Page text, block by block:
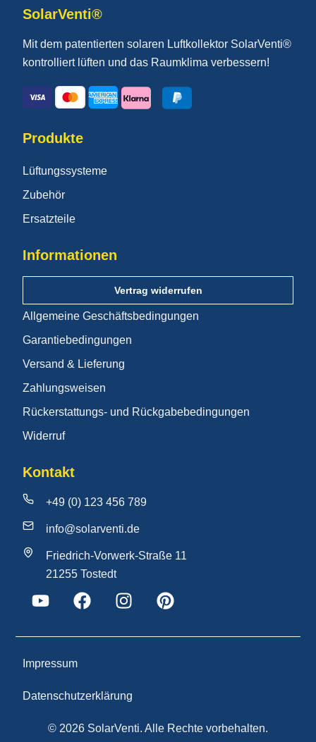
SolarVenti®
Mit dem patentierten solaren Luftkollektor SolarVenti®
kontrolliert lüften und das Raumklima verbessern!
Produkte
Lüftungssysteme
Zubehör
Ersatzteile
Informationen
Vertrag widerrufen
Allgemeine Geschäftsbedingungen
Garantiebedingungen
Versand & Lieferung
Zahlungsweisen
Rückerstattungs- und Rückgabebedingungen
Widerruf
Kontakt
+49 (0) 123 456 789
info@solarventi.de
Friedrich-Vorwerk-Straße 11
21255 Tostedt
© 2026 SolarVenti. Alle Rechte vorbehalten.
Impressum
Datenschutzerklärung